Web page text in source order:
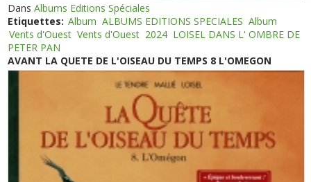
DansAlbums Editions Spéciales
Etiquettes: Album ALBUMS EDITIONS SPECIALES Album
Vents d'Ouest Vents d'Ouest 2024 LOISEL DANS L' OMBRE DE
PETER PAN
AVANT LA QUETE DE L'OISEAU DU TEMPS 8 L'OMEGON